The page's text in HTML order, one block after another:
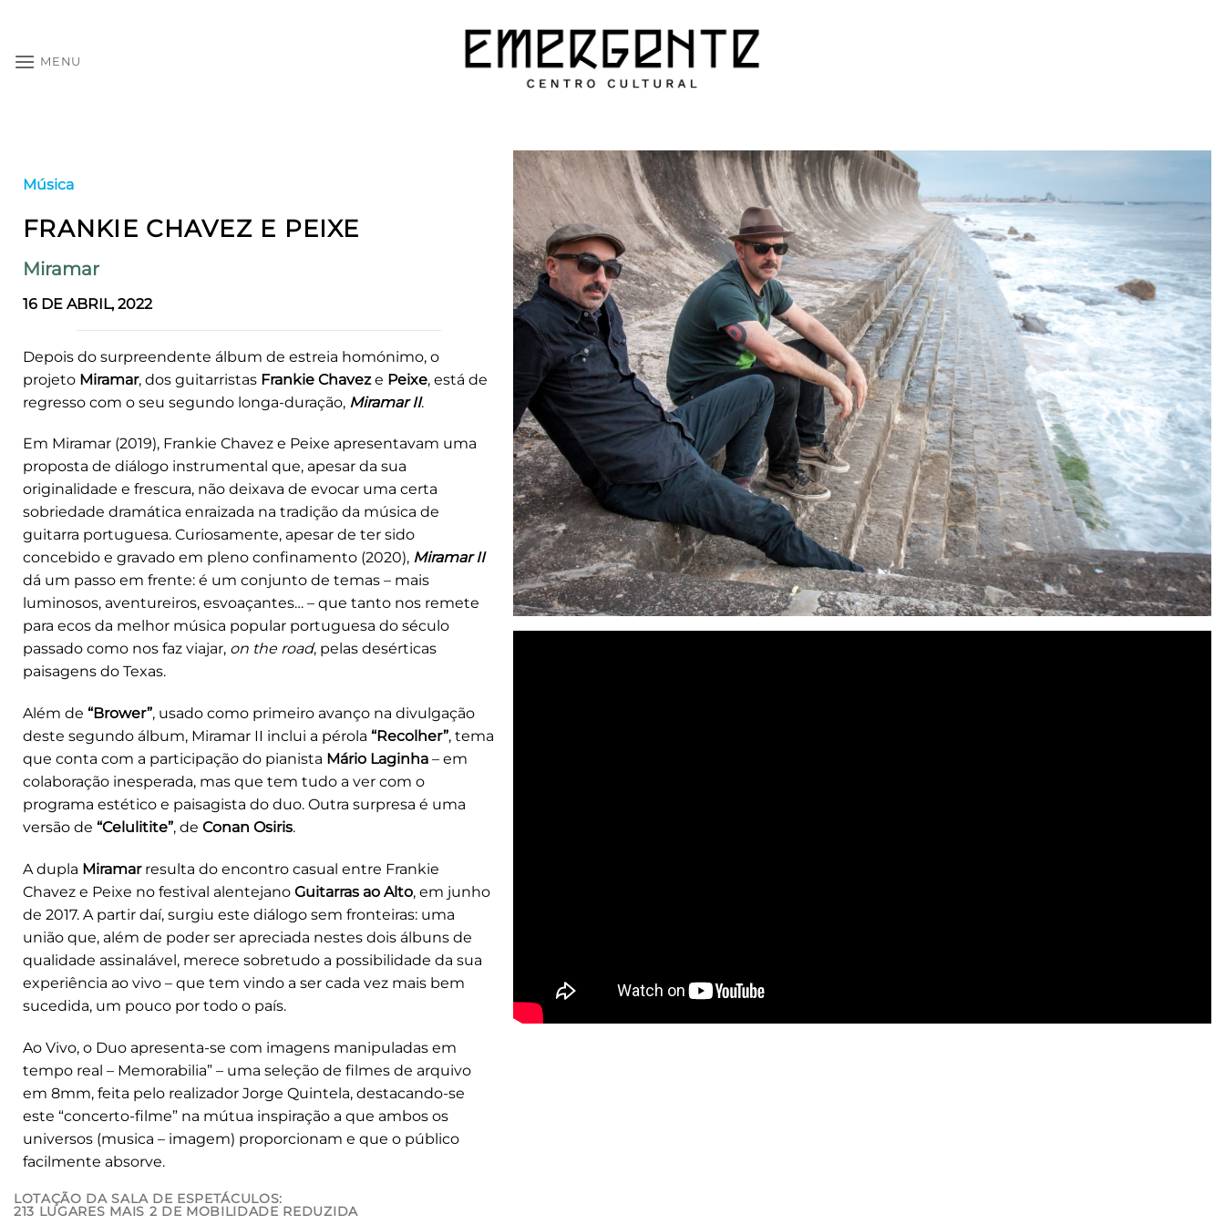
contentMENU
Música
FRANKIE CHAVEZ E PEIXE
Miramar
16 DE ABRIL, 2022
Depois do surpreendente álbum de estreia homónimo, o
projeto Miramar, dos guitarristas Frankie Chaveze Peixe, está de
regresso com o seu segundo longa-duração, Miramar II.
Em Miramar (2019), Frankie Chavez e Peixe apresentavam uma
proposta de diálogo instrumental que, apesar da sua
originalidade e frescura, não deixava de evocar uma certa
sobriedade dramática enraizada na tradição da música de
guitarra portuguesa. Curiosamente, apesar de ter sido
concebido e gravado em pleno confinamento (2020), Miramar II
dá um passo em frente: é um conjunto de temas – mais
luminosos, aventureiros, esvoaçantes… – que tanto nos remete
para ecos da melhor música popular portuguesa do século
passado como nos faz viajar, on the road, pelas desérticas
paisagens do Texas.
Além de “Brower”, usado como primeiro avanço na divulgação
deste segundo álbum, Miramar II inclui a pérola “Recolher”, tema
que conta com a participação do pianista Mário Laginha – em
colaboração inesperada, mas que tem tudo a ver com o
programa estético e paisagista do duo. Outra surpresa é uma
versão de “Celulitite”, de Conan Osiris.
A dupla Miramarresulta do encontro casual entre Frankie
Chavez e Peixe no festival alentejano Guitarras ao Alto, em junho
de 2017. A partir daí, surgiu este diálogo sem fronteiras: uma
união que, além de poder ser apreciada nestes dois álbuns de
qualidade assinalável, merece sobretudo a possibilidade da sua
experiência ao vivo – que tem vindo a ser cada vez mais bem
sucedida, um pouco por todo o país.
Ao Vivo, o Duo apresenta-se com imagens manipuladas em
tempo real – Memorabilia” – uma seleção de filmes de arquivo
em 8mm, feita pelo realizador Jorge Quintela, destacando-se
este “concerto-filme” na mútua inspiração a que ambos os
universos (musica – imagem) proporcionam e que o público
facilmente absorve.
LOTAÇÃO DA SALA DE ESPETÁCULOS:
213 LUGARES MAIS 2 DE MOBILIDADE REDUZIDA